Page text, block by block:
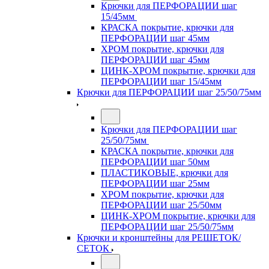
Крючки для ПЕРФОРАЦИИ шаг
15/45мм
КРАСКА покрытие, крючки для
ПЕРФОРАЦИИ шаг 45мм
ХРОМ покрытие, крючки для
ПЕРФОРАЦИИ шаг 45мм
ЦИНК-ХРОМ покрытие, крючки для
ПЕРФОРАЦИИ шаг 15/45мм
Крючки для ПЕРФОРАЦИИ шаг 25/50/75мм
Крючки для ПЕРФОРАЦИИ шаг
25/50/75мм
КРАСКА покрытие, крючки для
ПЕРФОРАЦИИ шаг 50мм
ПЛАСТИКОВЫЕ, крючки для
ПЕРФОРАЦИИ шаг 25мм
ХРОМ покрытие, крючки для
ПЕРФОРАЦИИ шаг 25/50мм
ЦИНК-ХРОМ покрытие, крючки для
ПЕРФОРАЦИИ шаг 25/50/75мм
Крючки и кронштейны для РЕШЕТОК/
СЕТОК